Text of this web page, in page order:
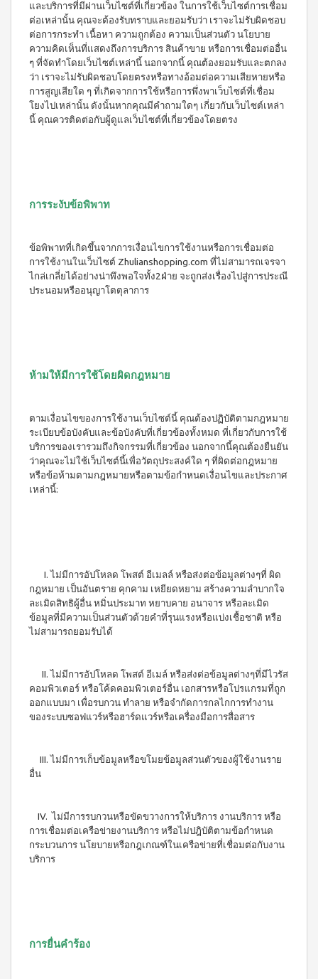
ซี่
น้ำ
ผล
ไม้
ชนิด
เข้ม
ข้น
สควีซี่
ชนิด
สควีซี่
เครื่อง
ดื่มรส
ส้ม
กีวี
สควีซี่
เครื่อง
ดื่มรส
มะขาม
ชนิด
เข้มข้น
และบริการที่มีผ่านเว็บไซต์ที่เกี่ยวข้อง ในการใช้เว็บไซต์การเชื่อม
ต่อเหล่านั้น คุณจะต้องรับทราบและยอมรับว่า เราจะไม่รับผิดชอบ
ต่อการกระทำ เนื้อหา ความถูกต้อง ความเป็นส่วนตัว นโยบาย
ความคิดเห็นที่แสดงถึงการบริการ สินค้าขาย หรือการเชื่อมต่ออื่น
ๆ ที่จัดทำโดยเว็บไซต์เหล่านี้ นอกจากนี้ คุณต้องยอมรับและตกลง
ว่า เราจะไม่รับผิดชอบโดยตรงหรือทางอ้อมต่อความเสียหายหรือ
การสูญเสียใด ๆ ที่เกิดจากการใช้หรือการพึ่งพาเว็บไซต์ที่เชื่อม
โยงไปเหล่านั้น ดังนั้นหากคุณมีคำถามใดๆ เกี่ยวกับเว็บไซต์เหล่า
นี้ คุณควรติดต่อกับผู้ดูแลเว็บไซต์ที่เกี่ยวข้องโดยตรง
การระงับข้อพิพาท
ข้อพิพาทที่เกิดขึ้นจากการเงื่อนไขการใช้งานหรือการเชื่อมต่อ
การใช้งานในเว็บไซต์ Zhulianshopping.com ที่ไม่สามารถเจรจา
ไกล่เกลี่ยได้อย่างน่าพึงพอใจทั้ง2ฝ่าย จะถูกส่งเรื่องไปสู่การประณี
ประนอมหรืออนุญาโตตุลาการ
ห้ามให้มีการใช้โดยผิดกฎหมาย
ตามเงื่อนไขของการใช้งานเว็บไซต์นี้ คุณต้องปฏิบัติตามกฎหมาย
ระเบียบข้อบังคับและข้อบังคับที่เกี่ยวข้องทั้งหมด ที่เกี่ยวกับการใช้
บริการของเรารวมถึงกิจกรรมที่เกี่ยวข้อง นอกจากนี้คุณต้องยืนยัน
ว่าคุณจะไม่ใช้เว็บไซต์นี้เพื่อวัตถุประสงค์ใด ๆ ที่ผิดต่อกฎหมาย
หรือข้อห้ามตามกฎหมายหรือตามข้อกำหนดเงื่อนไขและประกาศ
เหล่านี้:
I. ไม่มีการอัปโหลด โพสต์ อีเมลล์ หรือส่งต่อข้อมูลต่างๆที่ ผิด
กฎหมาย เป็นอันตราย คุกคาม เหยียดหยาม สร้างความลำบากใจ
ละเมิดสิทธิผู้อื่น หมิ่นประมาท หยาบคาย อนาจาร หรือละเมิด
ข้อมูลที่มีความเป็นส่วนตัวด้วยคำที่รุนแรงหรือแบ่งเชื้อชาติ หรือ
ไม่สามารถยอมรับได้
II. ไม่มีการอัปโหลด โพสต์ อีเมล์ หรือส่งต่อข้อมูลต่างๆที่มีไวรัส
คอมพิวเตอร์ หรือโค้ดคอมพิวเตอร์อื่น เอกสารหรือโปรแกรมที่ถูก
ออกแบบมา เพื่อรบกวน ทำลาย หรือจำกัดการกลไกการทำงาน
ของระบบซอฟแวร์หรือฮาร์ดแวร์หรือเครื่องมือการสื่อสาร
III. ไม่มีการเก็บข้อมูลหรือขโมยข้อมูลส่วนตัวของผู้ใช้งานราย
อื่น
IV. ไม่มีการรบกวนหรือขัดขวางการให้บริการ งานบริการ หรือ
การเชื่อมต่อเครือข่ายงานบริการ หรือไม่ปฎิบัติตามข้อกำหนด
กระบวนการ นโยบายหรือกฎเกณฑ์ในเครือข่ายที่เชื่อมต่อกับงาน
บริการ
การยื่นคำร้อง